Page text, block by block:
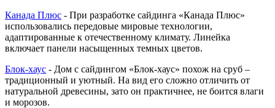
Канада Плюс - При разработке сайдинга «Канада Плюс»
использовались передовые мировые технологии,
адаптированные к отечественному климату. Линейка
включает панели насыщенных темных цветов.
Блок-хаус - Дом с сайдингом «Блок-хаус» похож на сруб –
традиционный и уютный. На вид его сложно отличить от
натуральной древесины, зато он практичнее, не боится влаги
и морозов.